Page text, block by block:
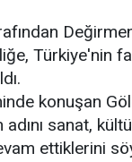
Türkiye'nin
konuşan
adını sanat,
ettiklerini